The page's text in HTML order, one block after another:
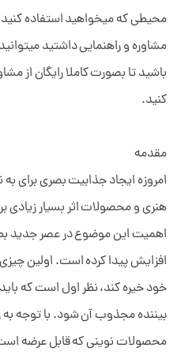
محیطی که میخواهید استفاده کنید،
مشاوره و راهنمایی داشتید میتوانید
باشید تا بصورت کاملا رایگان از
کنید.
مقدمه
امروزه ایجاد جذابیت بصری برای
هنری و محصولات اثر بسیار زیادی
اهمیت این موضوع در عصر جدید
افزایش پیدا کرده است. اولین چیزی
خود خیره کند، نظر اول است که
بیننده مجذوب آن شود. با توجه
محصولات نوینی که قابل عرضه